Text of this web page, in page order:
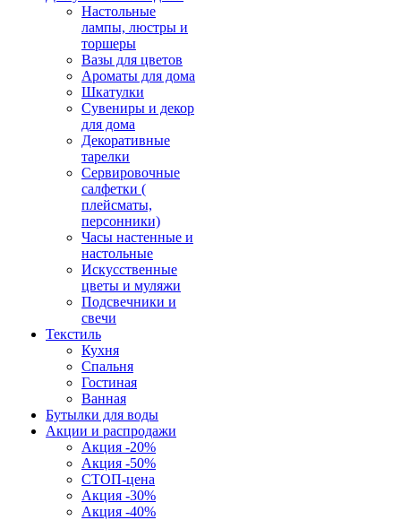
Настольные
лампы, люстры и
торшеры
Вазы для цветов
Ароматы для дома
Шкатулки
Сувениры и декор
для дома
Декоративные
тарелки
Сервировочные
салфетки (
плейсматы,
персонники)
Часы настенные и
настольные
Искусственные
цветы и муляжи
Подсвечники и
свечи
Текстиль
Кухня
Спальня
Гостиная
Ванная
Бутылки для воды
Акции и распродажи
Акция -20%
Акция -50%
СТОП-цена
Акция -30%
Акция -40%